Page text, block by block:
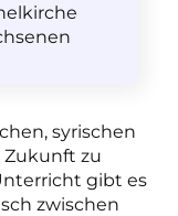
syrischen
Zukunft zu
gibt es
zwischen